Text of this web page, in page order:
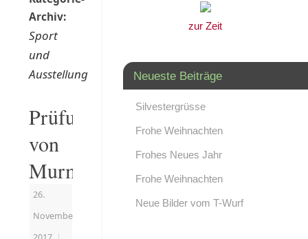
Archiv:
Sport
und
Ausstellung
Prüfungsergebnisse
von
Murmel
26.
November
zur Zeit
Neueste Beiträge
Silvestergrüsse
Frohe Weihnachten
Frohes Neues Jahr
Frohe Weihnachten
Neue Bilder vom T-Wurf